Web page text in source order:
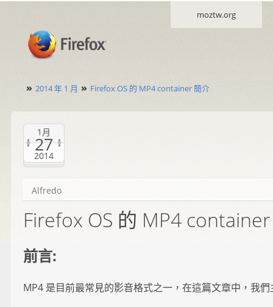
moztw.org
» 2014 年 1 月 » Firefox OS 的 MP4 container 簡介
1月
27
2014
Alfredo
Firefox OS 的 MP4
前言:
MP4 是目前最常見的影音格式之一，在這篇文章中，我